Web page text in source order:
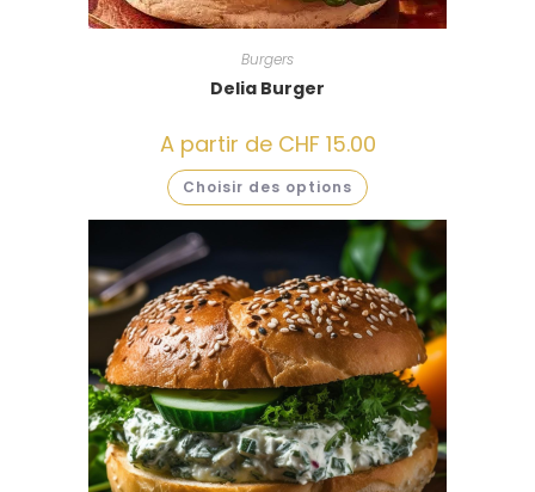
Burgers
Delia Burger
A partir de CHF 15.00
Choisir des options